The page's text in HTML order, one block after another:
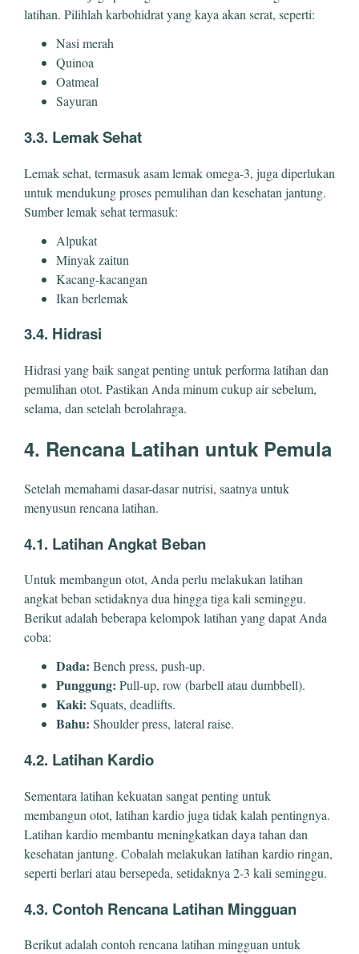
latihan. Pilihlah karbohidrat yang kaya akan serat, seperti:
Nasi merah
Quinoa
Oatmeal
Sayuran
3.3. Lemak Sehat
Lemak sehat, termasuk asam lemak omega-3, juga diperlukan
untuk mendukung proses pemulihan dan kesehatan jantung.
Sumber lemak sehat termasuk:
Alpukat
Minyak zaitun
Kacang-kacangan
Ikan berlemak
3.4. Hidrasi
Hidrasi yang baik sangat penting untuk performa latihan dan
pemulihan otot. Pastikan Anda minum cukup air sebelum,
selama, dan setelah berolahraga.
4. Rencana Latihan untuk Pemula
Setelah memahami dasar-dasar nutrisi, saatnya untuk
menyusun rencana latihan.
4.1. Latihan Angkat Beban
Untuk membangun otot, Anda perlu melakukan latihan
angkat beban setidaknya dua hingga tiga kali seminggu.
Berikut adalah beberapa kelompok latihan yang dapat Anda
coba:
Dada: Bench press, push-up.
Punggung: Pull-up, row (barbell atau dumbbell).
Kaki: Squats, deadlifts.
Bahu: Shoulder press, lateral raise.
4.2. Latihan Kardio
Sementara latihan kekuatan sangat penting untuk
membangun otot, latihan kardio juga tidak kalah pentingnya.
Latihan kardio membantu meningkatkan daya tahan dan
kesehatan jantung. Cobalah melakukan latihan kardio ringan,
seperti berlari atau bersepeda, setidaknya 2-3 kali seminggu.
4.3. Contoh Rencana Latihan Mingguan
Berikut adalah contoh rencana latihan mingguan untuk